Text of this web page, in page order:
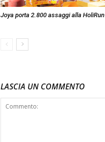
Joya porta 2.800 assaggi alla HoliRun
LASCIA UN COMMENTO